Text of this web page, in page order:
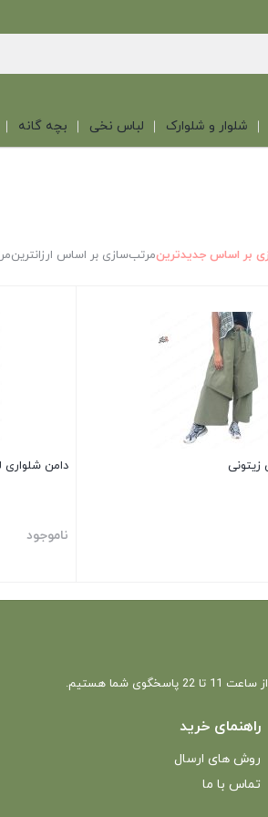
شلوار و شلوارک لباس نخی بچه گانه
بر اساس جدیدترینمرتب‌سازی بر اساس ارزانترین
زیتونی دامن شلواری
ناموجود
شما هستیم.
راهنمای خرید
روش های ارسال
تماس با ما